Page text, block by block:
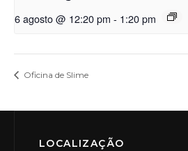
6 agosto @ 12:20 pm - 1:20 pm
Oficina de Slime
LOCALIZAÇÃO